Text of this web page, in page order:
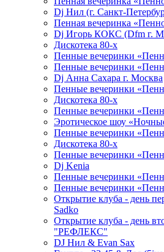
Dj Нил (г. Санкт-
Пенная вечеринка
Dj Игорь КОКС (Dfm г.
Дискотека 80-х
Пенные вечеринки
Пенные вечеринки
Dj Анна Сахара г. Москва
Пенные вечеринки
Дискотека 80-х
Пенные вечеринки
Эротическое шоу
Пенные вечеринки
Дискотека 80-х
Пенные вечеринки
Dj Kenia
Пенные вечеринки
Пенные вечеринки
Открытие клуба - день
Sadko
Открытие клуба - день
"РЕФЛЕКС"
DJ Нил & Evan Sax